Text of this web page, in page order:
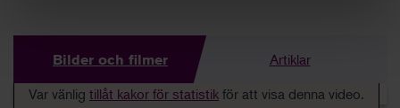
Bilder och filmer
Artiklar
Var vänlig tillåt kakor för statistik för att visa denna video.